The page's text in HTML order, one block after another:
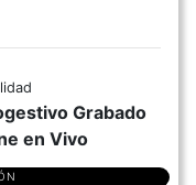
Grabado
en Vivo